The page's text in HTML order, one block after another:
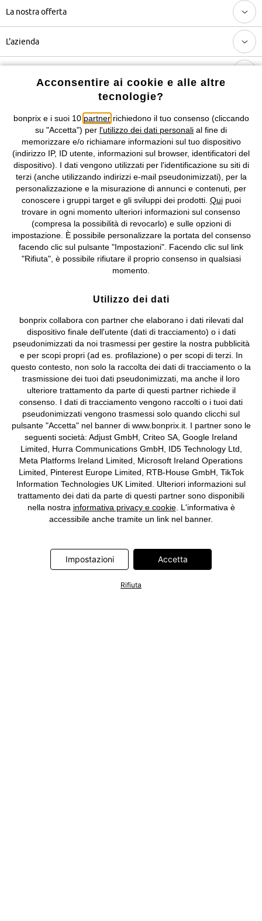
La nostra offerta
L'azienda
Seguici anche su
I prezzi sono IVA inclusa. Non includonole spese di spedizione e i
costi di servizio.
Condizioni di vendita Accessibilità
Informativa privacy e cookie Gestione dei cookie
Informazioni legali Diritto di recesso
2026 bonprix.Tutti i diritti riservati.
Valdengo (BI) C.F. 01510910027 - P.I. 01939830020, Reg. Imprese di
IT09060P00000858, N. Reg. AEE: IT08020000002105 Capitale
Sociale: euro 1.000.000 i.v, Società soggetta all'attività di direzione
e coordinamento di bonprix Beteiligungs -Verwaltungsgesellschaft
mbH.
Acconsentire ai cookie e alle altre
tecnologie?
bonprix e i suoi 10 partnerrichiedono il tuo consenso (cliccando
su "Accetta") per l'utilizzo dei dati personali al fine di
memorizzare e/o richiamare informazioni sul tuo dispositivo
(indirizzo IP, ID utente, informazioni sul browser, identificatori del
dispositivo). I dati vengono utilizzati per l'identificazione su siti di
terzi (anche utilizzando indirizzi e-mail pseudonimizzati), per la
personalizzazione e la misurazione di annunci e contenuti, per
conoscere i gruppi target e gli sviluppi dei prodotti. Quipuoi
trovare in ogni momento ulteriori informazioni sul consenso
(compresa la possibilità di revocarlo) e sulle opzioni di
impostazione. È possibile personalizzare la portata del consenso
facendo clic sul pulsante "Impostazioni". Facendo clic sul link
"Rifiuta", è possibile rifiutare il proprio consenso in qualsiasi
momento.
Utilizzo dei dati
bonprix collabora con partner che elaborano i dati rilevati dal
dispositivo finale dell'utente (dati di tracciamento) o i dati
pseudonimizzati da noi trasmessi per gestire la nostra pubblicità
e per scopi propri (ad es. profilazione) o per scopi di terzi. In
questo contesto, non solo la raccolta dei dati di tracciamento o la
trasmissione dei tuoi dati pseudonimizzati, ma anche il loro
ulteriore trattamento da parte di questi partner richiede il
consenso. I dati di tracciamento vengono raccolti o i tuoi dati
pseudonimizzati vengono trasmessi solo quando clicchi sul
pulsante "Accetta" nel banner di www.bonprix.it. I partner sono le
seguenti società: Adjust GmbH, Criteo SA, Google Ireland
Limited, Hurra Communications GmbH, ID5 Technology Ltd,
Meta Platforms Ireland Limited, Microsoft Ireland Operations
Limited, Pinterest Europe Limited, RTB-House GmbH, TikTok
Information Technologies UK Limited. Ulteriori informazioni sul
trattamento dei dati da parte di questi partner sono disponibili
nella nostra informativa privacy e cookie. L'informativa è
accessibile anche tramite un link nel banner.
Impostazioni Accetta
Rifiuta